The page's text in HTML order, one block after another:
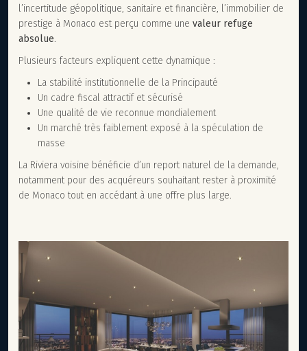
l’incertitude géopolitique, sanitaire et financière, l’immobilier de
prestige à Monaco est perçu comme une valeur refuge
absolue.
Plusieurs facteurs expliquent cette dynamique :
La stabilité institutionnelle de la Principauté
Un cadre fiscal attractif et sécurisé
Une qualité de vie reconnue mondialement
Un marché très faiblement exposé à la spéculation de
masse
La Riviera voisine bénéficie d’un report naturel de la demande,
notamment pour des acquéreurs souhaitant rester à proximité
de Monaco tout en accédant à une offre plus large.